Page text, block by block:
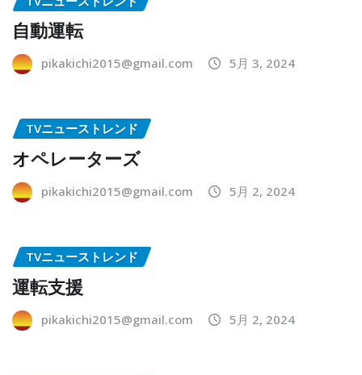
自動運転
pikakichi2015@gmail.com 5月 3, 2024
TVニューストレンド
オペレーターズ
pikakichi2015@gmail.com 5月 2, 2024
TVニューストレンド
運転支援
pikakichi2015@gmail.com 5月 2, 2024